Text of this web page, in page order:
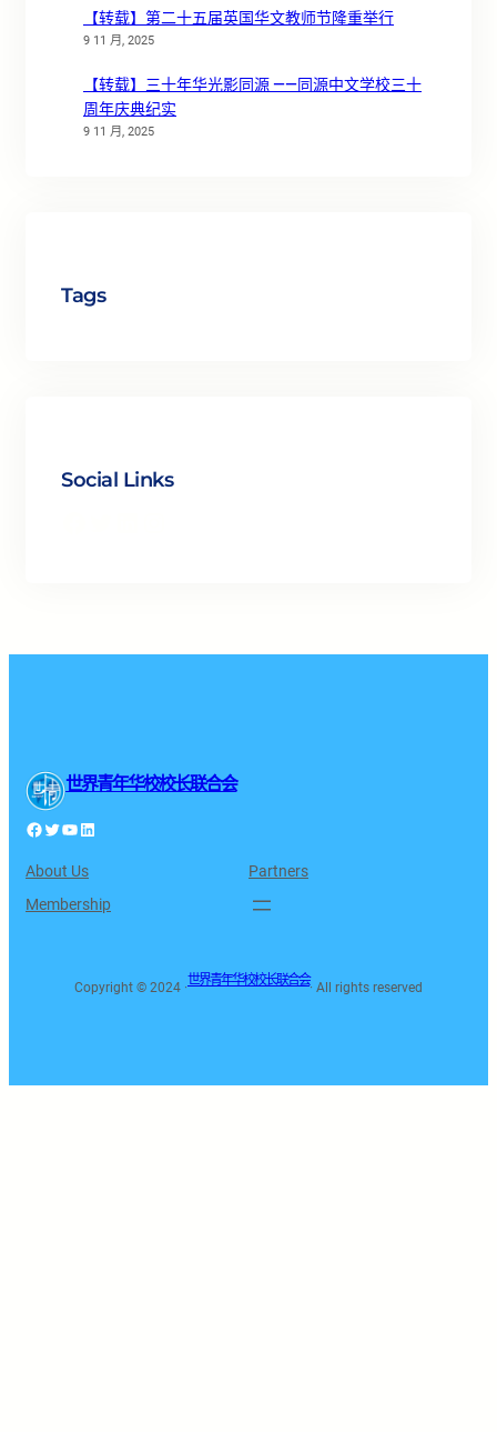
【转载】第二十五届英国华文教师节隆重举行
9 11 月, 2025
【转载】三十年华光影同源 ——同源中文学校三十
周年庆典纪实
9 11 月, 2025
Tags
Social Links
世界青年华校校长联合会
Facebook Twitter YouTube LinkedIn
About Us
Partners
Membership
Copyright © 2024 ·
世界青年华校校长联合会
· All rights reserved